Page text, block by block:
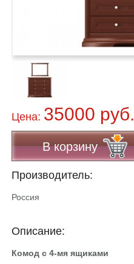
Цена: 35000 руб.
В корзину
Производитель:
Россия
Описание:
Комод с 4-мя ящиками